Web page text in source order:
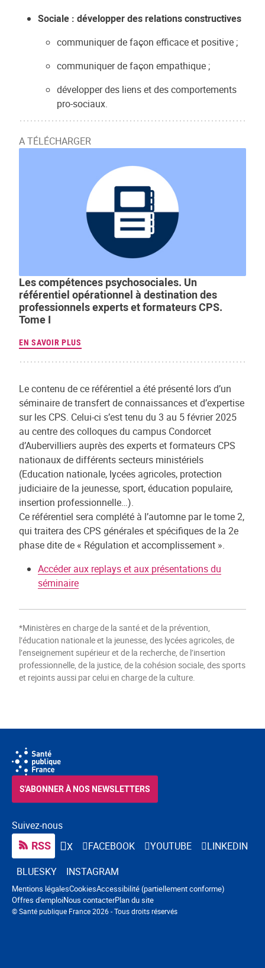
Sociale : développer des relations constructives
communiquer de façon efficace et positive ;
communiquer de façon empathique ;
développer des liens et des comportements
pro-sociaux.
A TÉLÉCHARGER
Les compétences psychosociales. Un
référentiel opérationnel à destination des
professionnels experts et formateurs CPS.
Tome I
EN SAVOIR PLUS
Le contenu de ce référentiel a été présenté lors d’un
séminaire de transfert de connaissances et d’expertise
sur les CPS. Celui-ci s’est tenu du 3 au 5 février 2025
au centre des colloques du campus Condorcet
d’Aubervilliers auprès des experts et formateurs CPS
nationaux de différents secteurs ministériels
(Education nationale, lycées agricoles, protection
judiciaire de la jeunesse, sport, éducation populaire,
insertion professionnelle…).
Ce référentiel sera complété à l’automne par le tome 2,
qui traitera des CPS générales et spécifiques de la 2e
phase dite de « Régulation et accomplissement ».
Accéder aux replays et aux présentations du
séminaire
*Ministères en charge de la santé et de la prévention,
l’éducation nationale et la jeunesse, des lycées agricoles, de
l’enseignement supérieur et de la recherche, de l’insertion
professionnelle, de la justice, de la cohésion sociale, des sports
et rejoints aussi par celui en charge de la culture.
Suivez-nous
RSS X FACEBOOK YOUTUBE
LINKEDIN
BLUESKY
INSTAGRAM
S'ABONNER À NOS NEWSLETTERS
© Santé publique France 2026 - Tous droits réservés
Navigation pied de page
Mentions légalesCookiesAccessibilité (partiellement conforme)
Offres d'emploiNous contacterPlan du site